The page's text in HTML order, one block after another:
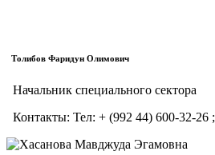
Толибов Фаридун Олимович
Начальник специального сектора
Контакты: Тел: + (992 44) 600-32-26 ;